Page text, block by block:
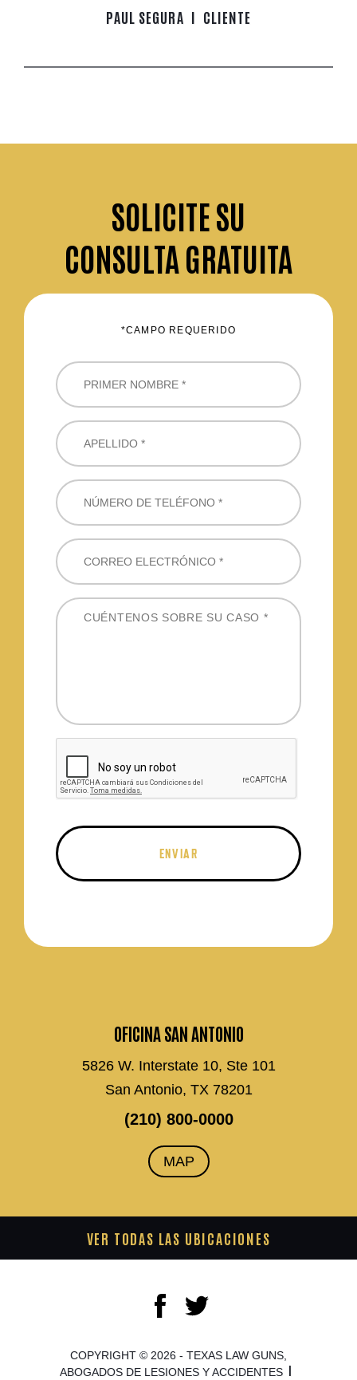
PAUL SEGURA CLIENTE
SOLICITESU
CONSULTA GRATUITA
OFICINA SAN ANTONIO
5826 W. Interstate 10, Ste 101
San Antonio, TX 78201
(210) 800-0000
MAP
*CAMPO REQUERIDO
VER TODAS LAS UBICACIONES
COPYRIGHT © 2026 - TEXAS LAW GUNS,
ABOGADOS DE LESIONES Y ACCIDENTES